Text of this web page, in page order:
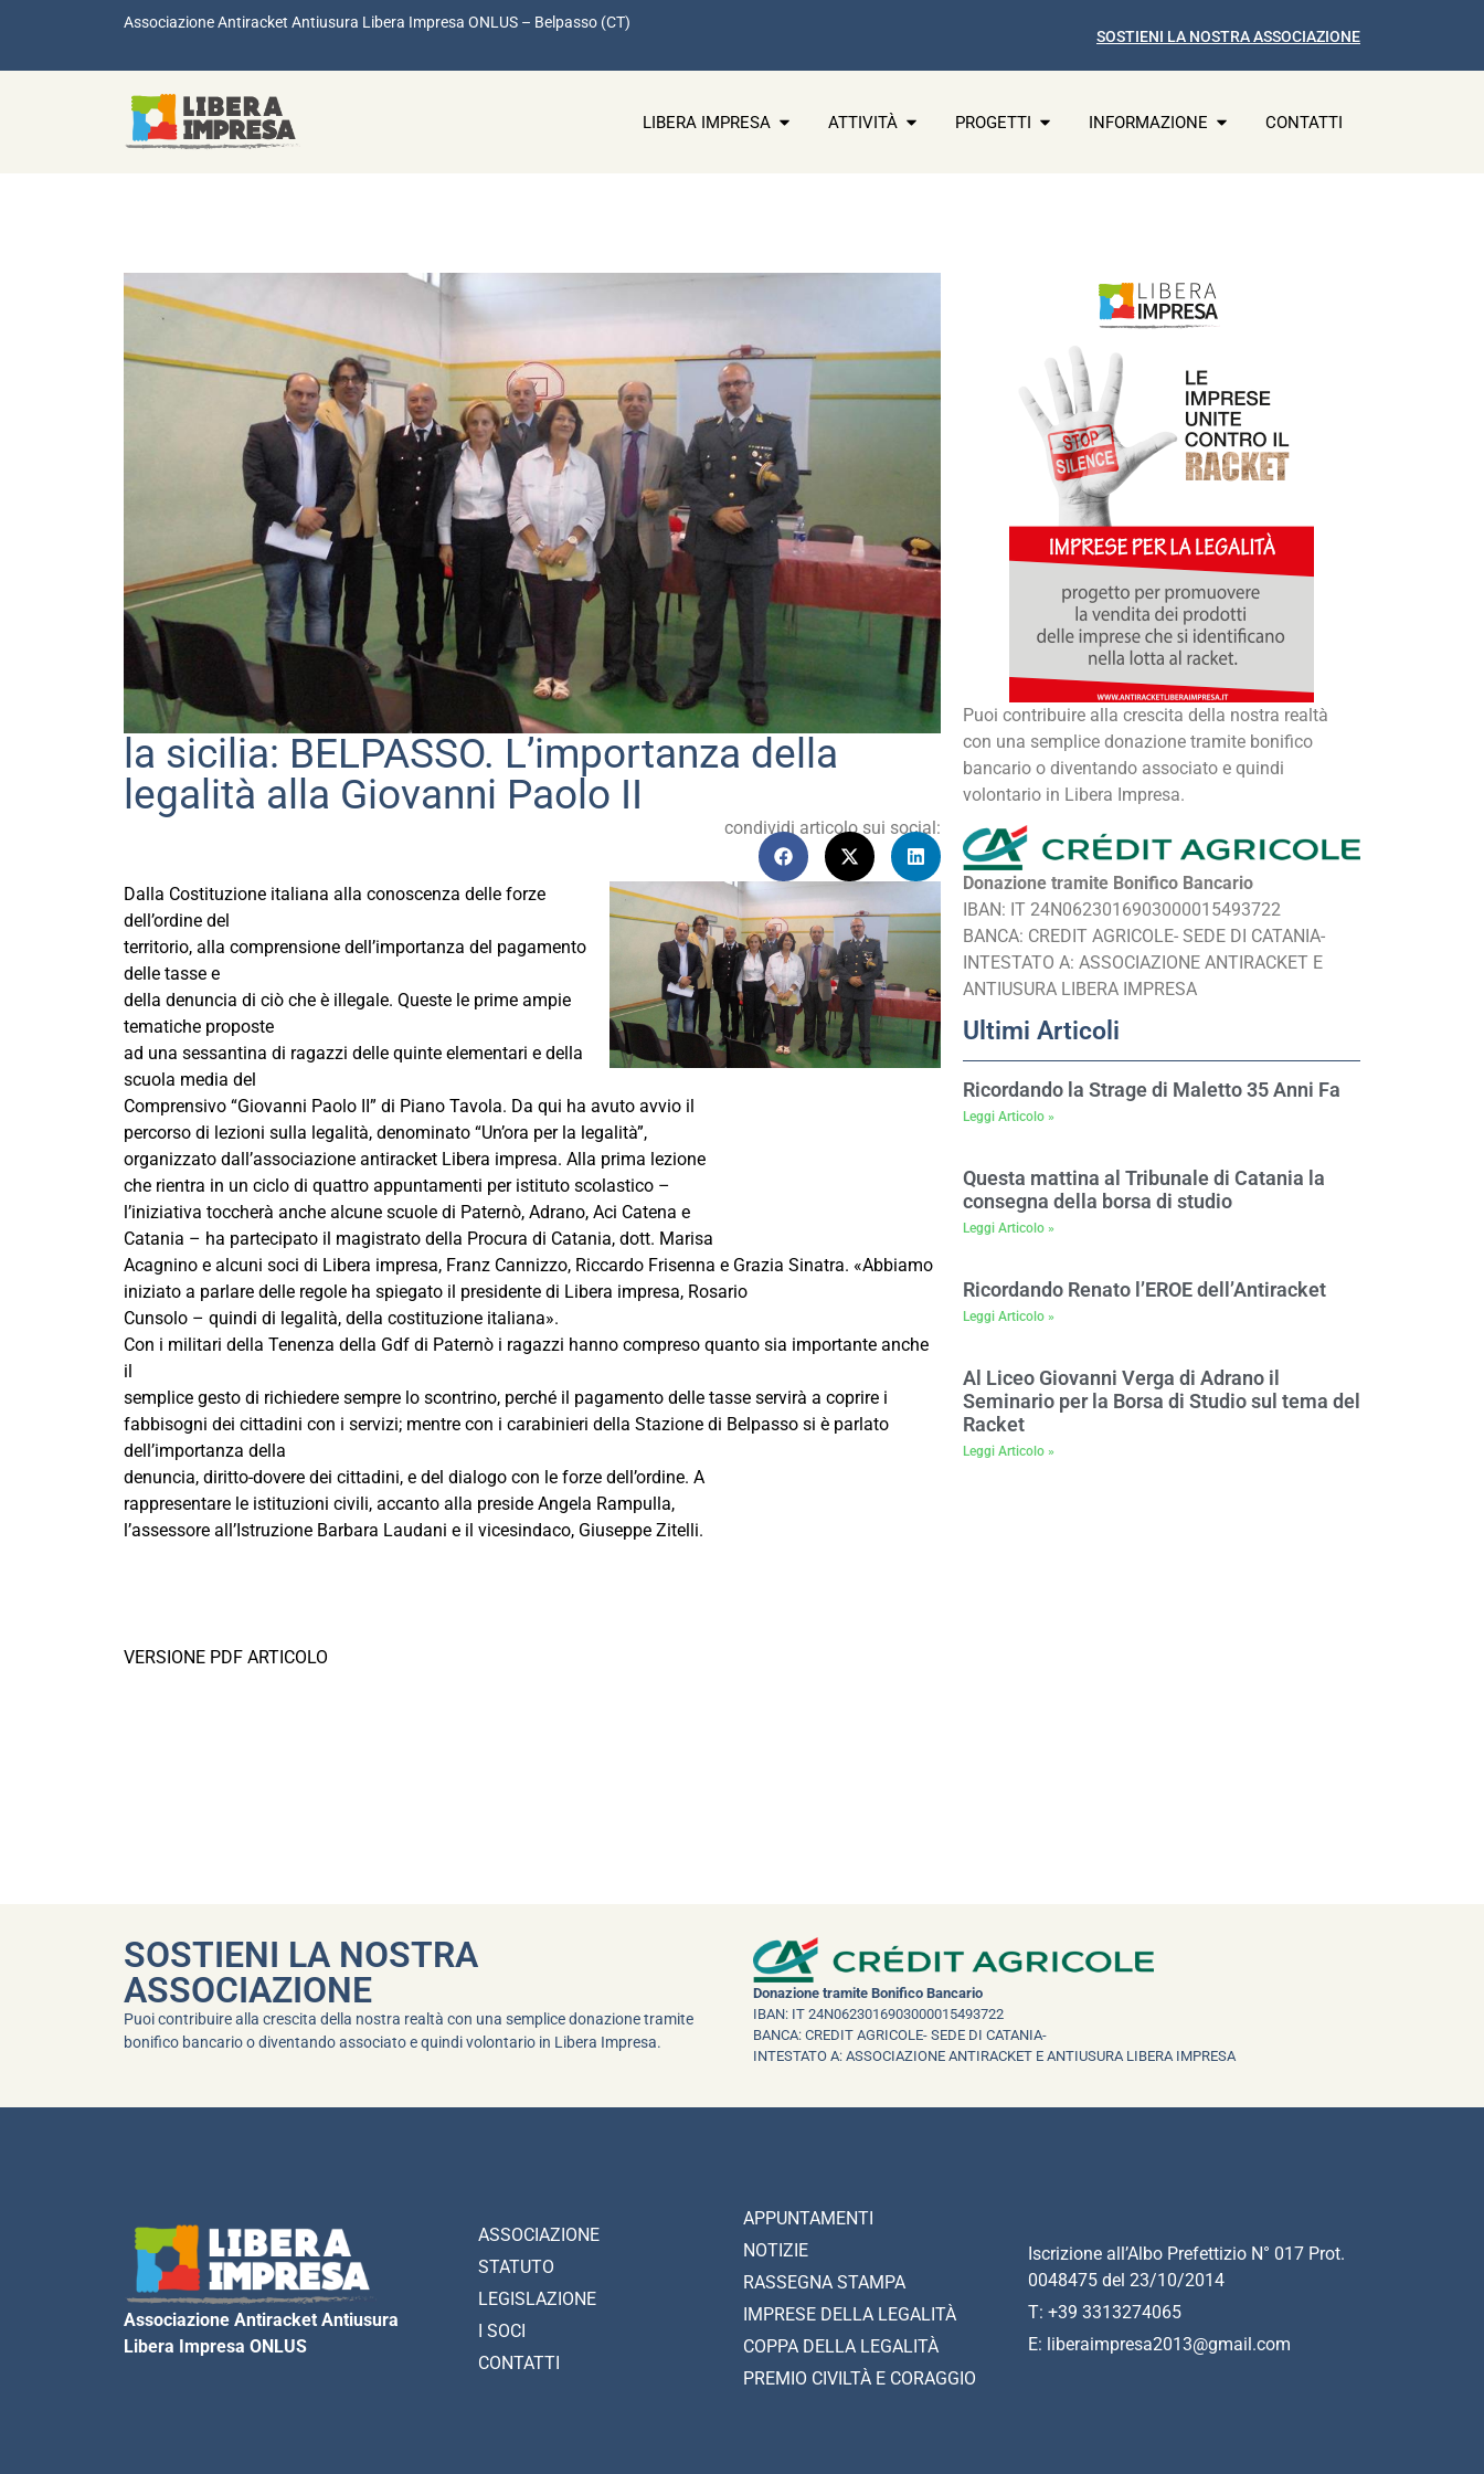
Associazione Antiracket Antiusura Libera Impresa ONLUS – Belpasso (CT)
SOSTIENI LA NOSTRA ASSOCIAZIONE
LIBERA IMPRESA ATTIVITÀ PROGETTI INFORMAZIONE CONTATTI
la sicilia: BELPASSO. L’importanza della
legalità alla Giovanni Paolo II
condividi articolo sui social:
Dalla Costituzione italiana alla conoscenza delle forze
dell’ordine del
territorio, alla comprensione dell’importanza del pagamento
delle tasse e
della denuncia di ciò che è illegale. Queste le prime ampie
tematiche proposte
ad una sessantina di ragazzi delle quinte elementari e della
scuola media del
Comprensivo “Giovanni Paolo II” di Piano Tavola. Da qui ha avuto avvio il
percorso di lezioni sulla legalità, denominato “Un’ora per la legalità”,
organizzato dall’associazione antiracket Libera impresa. Alla prima lezione
che rientra in un ciclo di quattro appuntamenti per istituto scolastico –
l’iniziativa toccherà anche alcune scuole di Paternò, Adrano, Aci Catena e
Catania – ha partecipato il magistrato della Procura di Catania, dott. Marisa
Acagnino e alcuni soci di Libera impresa, Franz Cannizzo, Riccardo Frisenna e Grazia Sinatra. «Abbiamo
iniziato a parlare delle regole ha spiegato il presidente di Libera impresa, Rosario
Cunsolo – quindi di legalità, della costituzione italiana».
Con i militari della Tenenza della Gdf di Paternò i ragazzi hanno compreso quanto sia importante anche
il
semplice gesto di richiedere sempre lo scontrino, perché il pagamento delle tasse servirà a coprire i
fabbisogni dei cittadini con i servizi; mentre con i carabinieri della Stazione di Belpasso si è parlato
dell’importanza della
denuncia, diritto-dovere dei cittadini, e del dialogo con le forze dell’ordine. A
rappresentare le istituzioni civili, accanto alla preside Angela Rampulla,
l’assessore all’Istruzione Barbara Laudani e il vicesindaco, Giuseppe Zitelli.
VERSIONE PDF ARTICOLO
Puoi contribuire alla crescita della nostra realtà
con una semplice donazione tramite bonifico
bancario o diventando associato e quindi
volontario in Libera Impresa.
Donazione tramite Bonifico Bancario
IBAN: IT 24N0623016903000015493722
BANCA: CREDIT AGRICOLE- SEDE DI CATANIA-
INTESTATO A: ASSOCIAZIONE ANTIRACKET E
ANTIUSURA LIBERA IMPRESA
Ultimi Articoli
Ricordando la Strage di Maletto 35 Anni Fa
Leggi Articolo »
Questa mattina al Tribunale di Catania la
consegna della borsa di studio
Leggi Articolo »
Ricordando Renato l’EROE dell’Antiracket
Leggi Articolo »
Al Liceo Giovanni Verga di Adrano il
Seminario per la Borsa di Studio sul tema del
Racket
Leggi Articolo »
SOSTIENI LA NOSTRA
ASSOCIAZIONE
Puoi contribuire alla crescita della nostra realtà con una semplice donazione tramite
bonifico bancario o diventando associato e quindi volontario in Libera Impresa.
Donazione tramite Bonifico Bancario
IBAN: IT 24N0623016903000015493722
BANCA: CREDIT AGRICOLE- SEDE DI CATANIA-
INTESTATO A: ASSOCIAZIONE ANTIRACKET E ANTIUSURA LIBERA IMPRESA
Associazione Antiracket Antiusura
Libera Impresa ONLUS
ASSOCIAZIONE
STATUTO
LEGISLAZIONE
I SOCI
CONTATTI
APPUNTAMENTI
NOTIZIE
RASSEGNA STAMPA
IMPRESE DELLA LEGALITÀ
COPPA DELLA LEGALITÀ
PREMIO CIVILTÀ E CORAGGIO
Iscrizione all’Albo Prefettizio N° 017 Prot.
0048475 del 23/10/2014
T: +39 3313274065
E: liberaimpresa2013@gmail.com